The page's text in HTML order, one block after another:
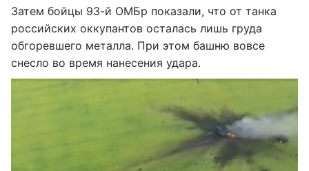
Затем бойцы 93-й ОМБр показали, что от танка
российских оккупантов осталась лишь груда
обгоревшего металла. При этом башню вовсе
снесло во время нанесения удара.